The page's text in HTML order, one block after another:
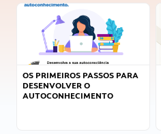
OS PRIMEIROS PASSOS PARA
DESENVOLVER O
AUTOCONHECIMENTO